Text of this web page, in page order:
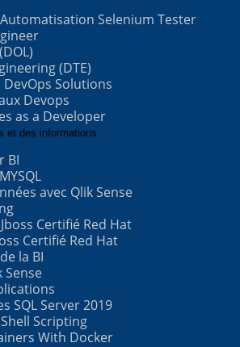
Selenium Tester
(DTE)
Solutions
Devops
as a Developer
et des informations
BI
avec Qlik Sense
Certifié Red Hat
Certifié Red Hat
la BI
Sense
SQL Server 2019
Scripting
With Docker